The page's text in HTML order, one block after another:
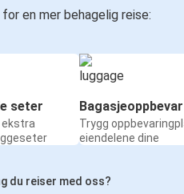
en mer behagelig reise:
seter
ekstra
Trygg
eiendelene dine
du reiser med oss?